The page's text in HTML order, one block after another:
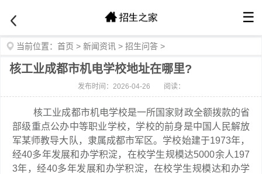
☰
当前位置： 首页 > 新闻资讯 > 招生问答 >
核工业成都市机电学校地址在哪里?
发布时间：2026-04-26 阅读：
核工业成都市机电学校是一所国家财政全额拨款的省
部级重点公办中等职业学校，学校的前身是中国人民解放
军某师教导大队，隶属成都市军区。学校始建于1973年，
经40多年发展和办学积淀，在校学生规模达5000余人197
3年，经40多年发展和办学积淀，在校学生规模达和办学